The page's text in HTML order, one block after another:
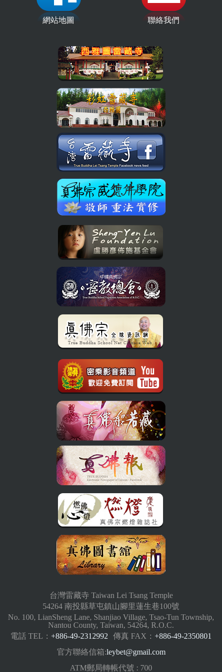
網站地圖 聯絡我們
台灣雷藏寺 Taiwan Lei Tsang Temple
54264 南投縣草屯鎮山腳里蓮生巷100號
No. 100, LianSheng Lane, Shanjiao Village, Tsao-Tun Township,
Nantou County, Taiwan, 54264, R.O.C.
電話 TEL： +886-49-2312992 傳真 FAX： +886-49-2350801
官方聯絡信箱:leybet@gmail.com
ATM郵局轉帳代號 : 700